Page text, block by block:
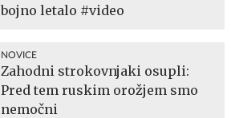
bojno letalo #video
NOVICE
Zahodni strokovnjaki osupli:
Pred tem ruskim orožjem smo
nemočni